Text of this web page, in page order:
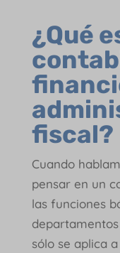
¿Qué
fiscal?
Cuando
pensar en un
las funciones
sólo se aplica